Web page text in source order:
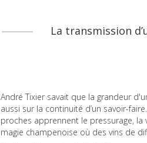
La transmission
André Tixier savait que la grandeur
aussi sur la continuité d’un savoir-
proches apprennent le pressurage, la
magie champenoise où des vins de